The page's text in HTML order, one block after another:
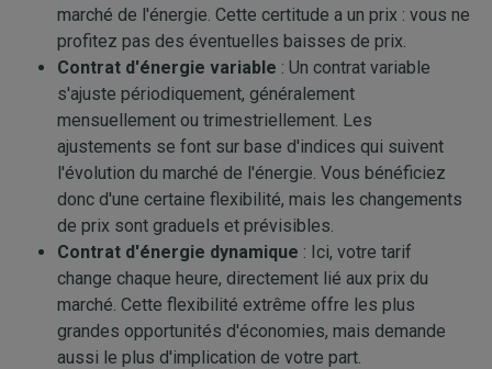
marché de l'énergie. Cette certitude a un prix : vous ne
profitez pas des éventuelles baisses de prix.
Contrat d'énergie variable : Un contrat variable
s'ajuste périodiquement, généralement
mensuellement ou trimestriellement. Les
ajustements se font sur base d'indices qui suivent
l'évolution du marché de l'énergie. Vous bénéficiez
donc d'une certaine flexibilité, mais les changements
de prix sont graduels et prévisibles.
Contrat d'énergie dynamique : Ici, votre tarif
change chaque heure, directement lié aux prix du
marché. Cette flexibilité extrême offre les plus
grandes opportunités d'économies, mais demande
aussi le plus d'implication de votre part.